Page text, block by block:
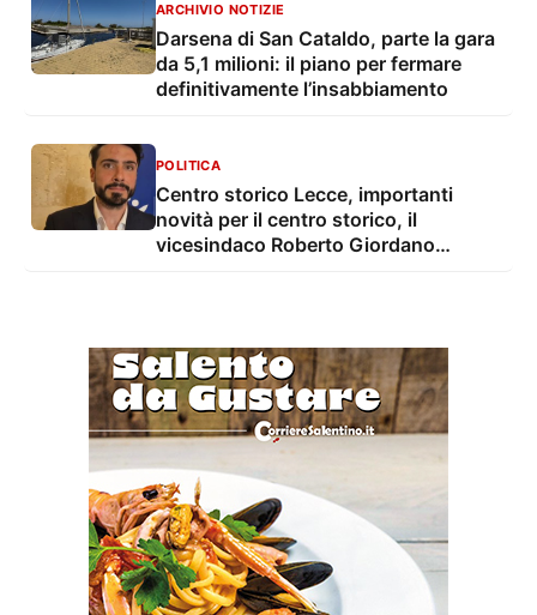
ARCHIVIO NOTIZIE
Darsena di San Cataldo, parte la gara
da 5,1 milioni: il piano per fermare
definitivamente l’insabbiamento
POLITICA
Centro storico Lecce, importanti
novità per il centro storico, il
vicesindaco Roberto Giordano